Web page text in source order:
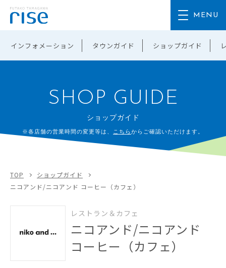
インフォメーション タウンガイド ショップガイド
SHOP GUIDE
ショップガイド
※各店舗の営業時間の変更等は、 こちらからご確認いただけます。
TOP
ショップガイド
ニコアンド/ニコアンド コーヒー（カフェ）
レストラン＆カフェ
ニコアンド/ニコアンド
コーヒー（カフェ）